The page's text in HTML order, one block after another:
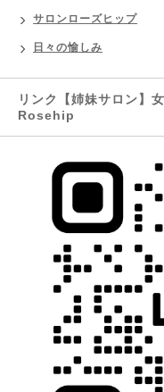
サロンローズヒップ
日々の愉しみ
リンク【姉妹サロン】
Rosehip